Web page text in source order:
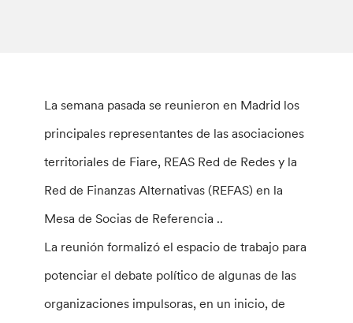
La semana pasada se reunieron en Madrid los
principales representantes de las asociaciones
territoriales de Fiare, REAS Red de Redes y la
Red de Finanzas Alternativas (REFAS) en la
Mesa de Socias de Referencia ..
La reunión formalizó el espacio de trabajo para
potenciar el debate político de algunas de las
organizaciones impulsoras, en un inicio, de